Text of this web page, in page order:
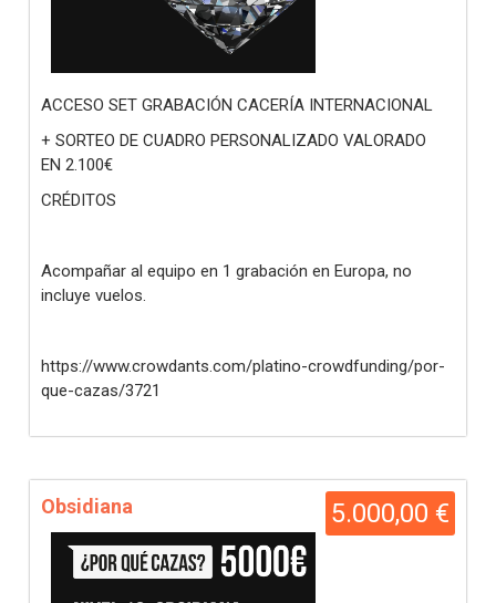
ACCESO SET GRABACIÓN CACERÍA INTERNACIONAL
+ SORTEO DE CUADRO PERSONALIZADO VALORADO
EN 2.100€
CRÉDITOS
Acompañar al equipo en 1 grabación en Europa, no
incluye vuelos.
https://www.crowdants.com/platino-crowdfunding/por-
que-cazas/3721
5.000,00 €
Obsidiana